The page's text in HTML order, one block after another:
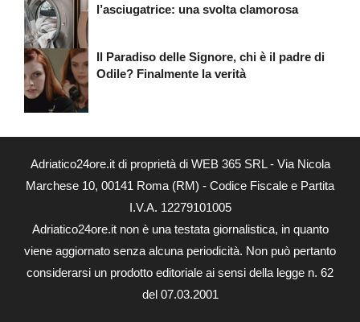
l’asciugatrice: una svolta clamorosa
Il Paradiso delle Signore, chi è il padre di
Odile? Finalmente la verità
Adriatico24ore.it di proprietà di WEB 365 SRL - Via Nicola
Marchese 10, 00141 Roma (RM) - Codice Fiscale e Partita
I.V.A. 12279101005
Adriatico24ore.it non è una testata giornalistica, in quanto
viene aggiornato senza alcuna periodicità. Non può pertanto
considerarsi un prodotto editoriale ai sensi della legge n. 62
del 07.03.2001